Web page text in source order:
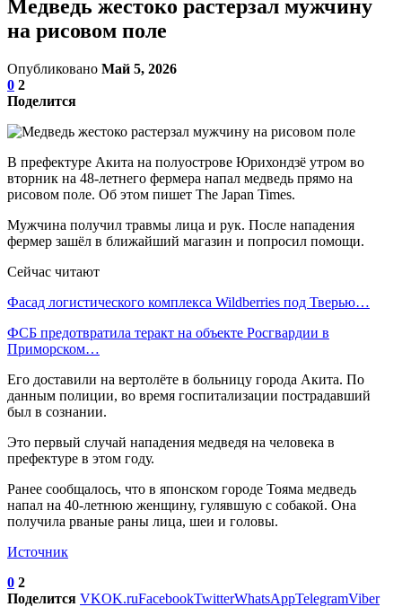
Медведь жестоко растерзал мужчину
на рисовом поле
Опубликовано Май 5, 2026
0 2
Поделится
В префектуре Акита на полуострове Юрихондзё утром во
вторник на 48-летнего фермера напал медведь прямо на
рисовом поле. Об этом пишет The Japan Times.
Мужчина получил травмы лица и рук. После нападения
фермер зашёл в ближайший магазин и попросил помощи.
Сейчас читают
Фасад логистического комплекса Wildberries под Тверью…
ФСБ предотвратила теракт на объекте Росгвардии в
Приморском…
Его доставили на вертолёте в больницу города Акита. По
данным полиции, во время госпитализации пострадавший
был в сознании.
Это первый случай нападения медведя на человека в
префектуре в этом году.
Ранее сообщалось, что в японском городе Тояма медведь
напал на 40-летнюю женщину, гулявшую с собакой. Она
получила рваные раны лица, шеи и головы.
Источник
0 2
Поделится VKOK.ruFacebookTwitterWhatsAppTelegramViber